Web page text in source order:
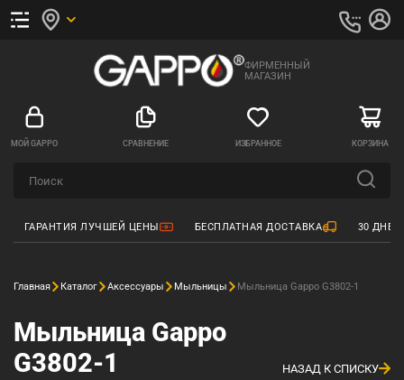
ФИРМЕННЫЙ
МАГАЗИН
МОЙ GAPPO СРАВНЕНИЕ ИЗБРАННОЕ КОРЗИНА
ГАРАНТИЯ ЛУЧШЕЙ ЦЕНЫ БЕСПЛАТНАЯ ДОСТАВКА 30
Главная Каталог Аксессуары Мыльницы Мыльница Gappo G3802-1
Мыльница Gappo
G3802-1
НАЗАД К СПИСКУ